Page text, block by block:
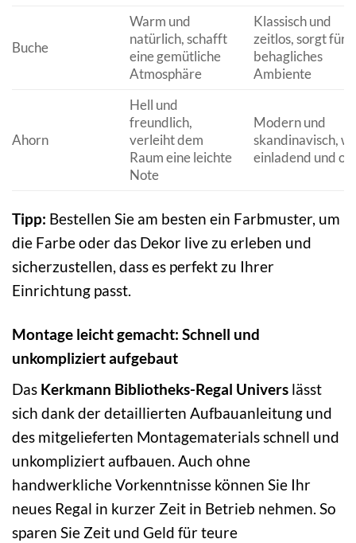
Buche
Warm und
natürlich, schafft
eine gemütliche
Atmosphäre
Klassisch und
zeitlos, sorgt für
behagliches
Ambiente
Ahorn
Hell und
freundlich,
verleiht dem
Raum eine leichte
Note
Modern und
skandinavisch,
einladend und
Tipp: Bestellen Sie am besten ein Farbmuster, um
die Farbe oder das Dekor live zu erleben und
sicherzustellen, dass es perfekt zu Ihrer
Einrichtung passt.
Montage leicht gemacht: Schnell und
unkompliziert aufgebaut
Das Kerkmann Bibliotheks-Regal Univers lässt
sich dank der detaillierten Aufbauanleitung und
des mitgelieferten Montagematerials schnell und
unkompliziert aufbauen. Auch ohne
handwerkliche Vorkenntnisse können Sie Ihr
neues Regal in kurzer Zeit in Betrieb nehmen. So
sparen Sie Zeit und Geld für teure